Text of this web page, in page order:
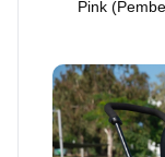
Pink